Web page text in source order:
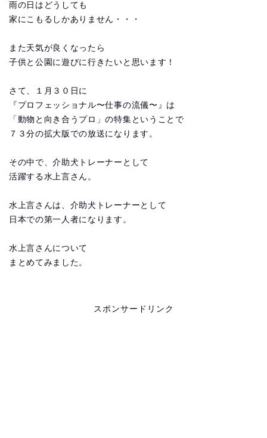
雨の日はどうしても
家にこもるしかありません・・・
また天気が良くなったら
子供と公園に遊びに行きたいと思います！
さて、１月３０日に
『プロフェッショナル〜仕事の流儀〜』は
「動物と向き合うプロ」の特集ということで
７３分の拡大版での放送になります。
その中で、介助犬トレーナーとして
活躍する水上言さん。
水上言さんは、介助犬トレーナーとして
日本での第一人者になります。
水上言さんについて
まとめてみました。
スポンサードリンク